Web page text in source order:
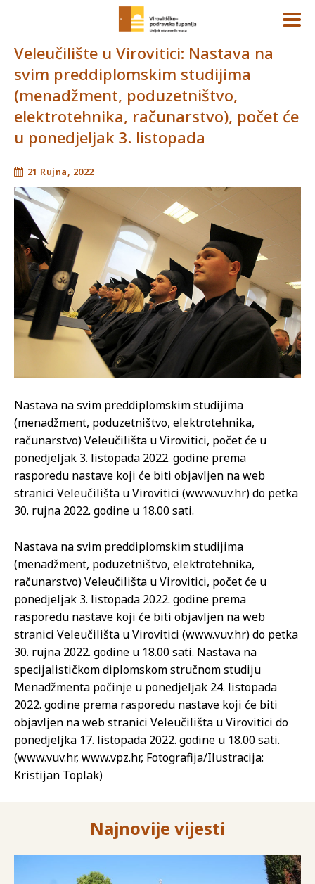
Veleučilište u Virovitici: Nastava na
svim preddiplomskim studijima
(menadžment, poduzetništvo,
elektrotehnika, računarstvo), počet će
u ponedjeljak 3. listopada
21 Rujna, 2022
Nastava na svim preddiplomskim studijima
(menadžment, poduzetništvo, elektrotehnika,
računarstvo) Veleučilišta u Virovitici, počet će u
ponedjeljak 3. listopada 2022. godine prema
rasporedu nastave koji će biti objavljen na web
stranici Veleučilišta u Virovitici (www.vuv.hr) do petka
30. rujna 2022. godine u 18.00 sati.
Nastava na svim preddiplomskim studijima
(menadžment, poduzetništvo, elektrotehnika,
računarstvo) Veleučilišta u Virovitici, počet će u
ponedjeljak 3. listopada 2022. godine prema
rasporedu nastave koji će biti objavljen na web
stranici Veleučilišta u Virovitici (www.vuv.hr) do petka
30. rujna 2022. godine u 18.00 sati. Nastava na
specijalističkom diplomskom stručnom studiju
Menadžmenta počinje u ponedjeljak 24. listopada
2022. godine prema rasporedu nastave koji će biti
objavljen na web stranici Veleučilišta u Virovitici do
ponedjeljka 17. listopada 2022. godine u 18.00 sati.
(www.vuv.hr, www.vpz.hr, Fotografija/Ilustracija:
Kristijan Toplak)
Najnovije vijesti